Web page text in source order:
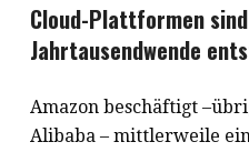
Cloud-Plattformen
Jahrtausendwende
Amazon beschäftigt
Alibaba – mittlerweile